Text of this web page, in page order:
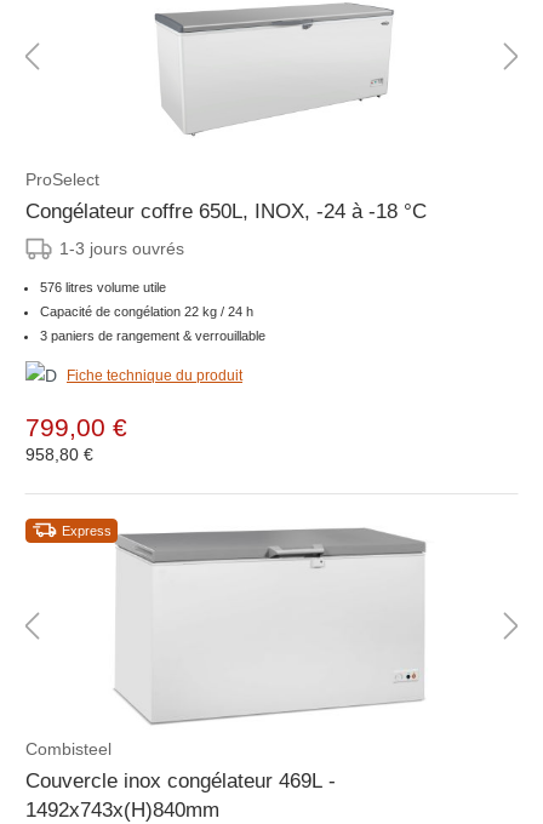
ProSelect
Congélateur coffre 650L, INOX, -24 à -18 °C
1-3 jours ouvrés
576 litres volume utile
Capacité de congélation 22 kg / 24 h
3 paniers de rangement & verrouillable
Fiche technique du produit
799,00 €
958,80 €
Express
Combisteel
Couvercle inox congélateur 469L -
1492x743x(H)840mm